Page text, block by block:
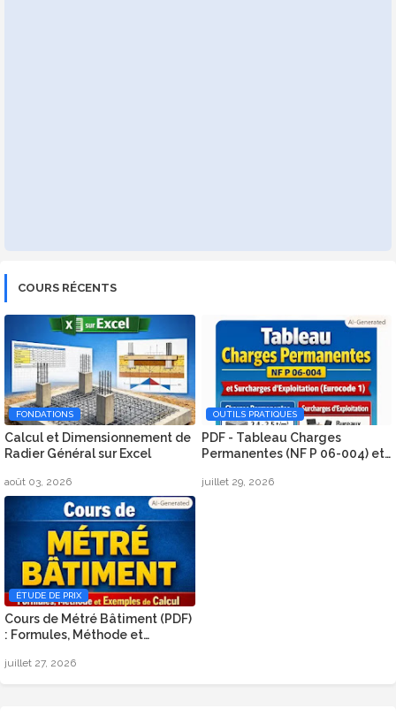
COURS RÉCENTS
FONDATIONS
Calcul et Dimensionnement de
Radier Général sur Excel
août 03, 2026
OUTILS PRATIQUES
PDF - Tableau Charges
Permanentes (NF P 06-004) et
(Eurocode 1)
juillet 29, 2026
ÉTUDE DE PRIX
Cours de Métré Bâtiment (PDF)
: Formules, Méthode et
juillet 27, 2026